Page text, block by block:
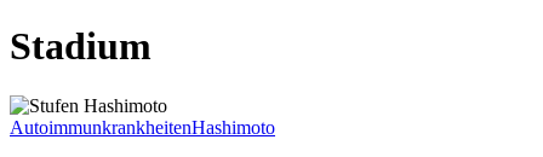
Stadium
Die
fünf
AutoimmunkrankheitenHashimoto